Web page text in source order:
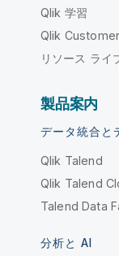
Qlik 学習
Qlik
リソース ライ
製品案内
データ統合と
Qlik Talend
Qlik Talend
Talend Data
分析と AI